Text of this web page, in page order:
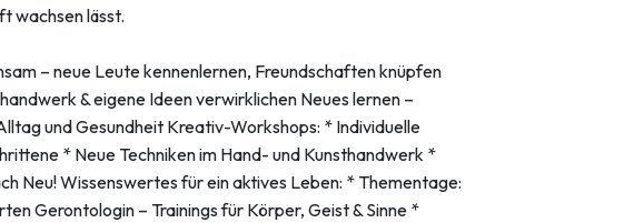
wachsen lässt.
– neue Leute kennenlernen, Freundschaften knüpfen
& eigene Ideen verwirklichen Neues lernen –
und Gesundheit Kreativ-Workshops: * Individuelle
* Neue Techniken im Hand- und Kunsthandwerk *
Neu! Wissenswertes für ein aktives Leben: * Thementage:
Gerontologin – Trainings für Körper, Geist & Sinne *